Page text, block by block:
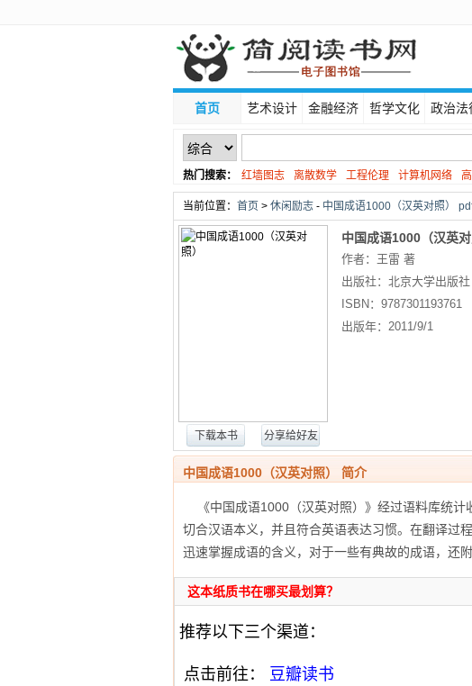
首页 艺术设计 金融经济 哲学文化 政治法
热门搜索： 红墙图志 离散数学 工程伦理 计算机网络
线性代数
当前位置： 首页 > 休闲励志 - 中国成语1000（汉英对照）
下载本书 分享给好友
中国成语1000（汉英对
作者：王雷 著
出版社： 北京大学出版社
ISBN： 9787301193761
出版年： 2011/9/1
中国成语1000（汉英对照） 简介
《中国成语1000（汉英对照）》经过语料库统计
切合汉语本义，并且符合英语表达习惯。在翻译过
迅速掌握成语的含义，对于一些有典故的成语，还
这本纸质书在哪买最划算？
推荐以下三个渠道：
点击前往： 豆瓣读书